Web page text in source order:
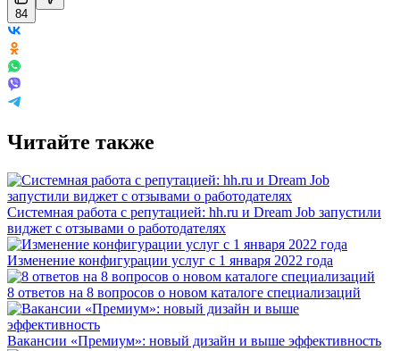
84
Читайте также
Системная работа с репутацией: hh.ru и Dream Job запустили
виджет с отзывами о работодателях
Изменение конфигурации услуг с 1 января 2022 года
8 ответов на 8 вопросов о новом каталоге специализаций
Вакансии «Премиум»: новый дизайн и выше эффективность